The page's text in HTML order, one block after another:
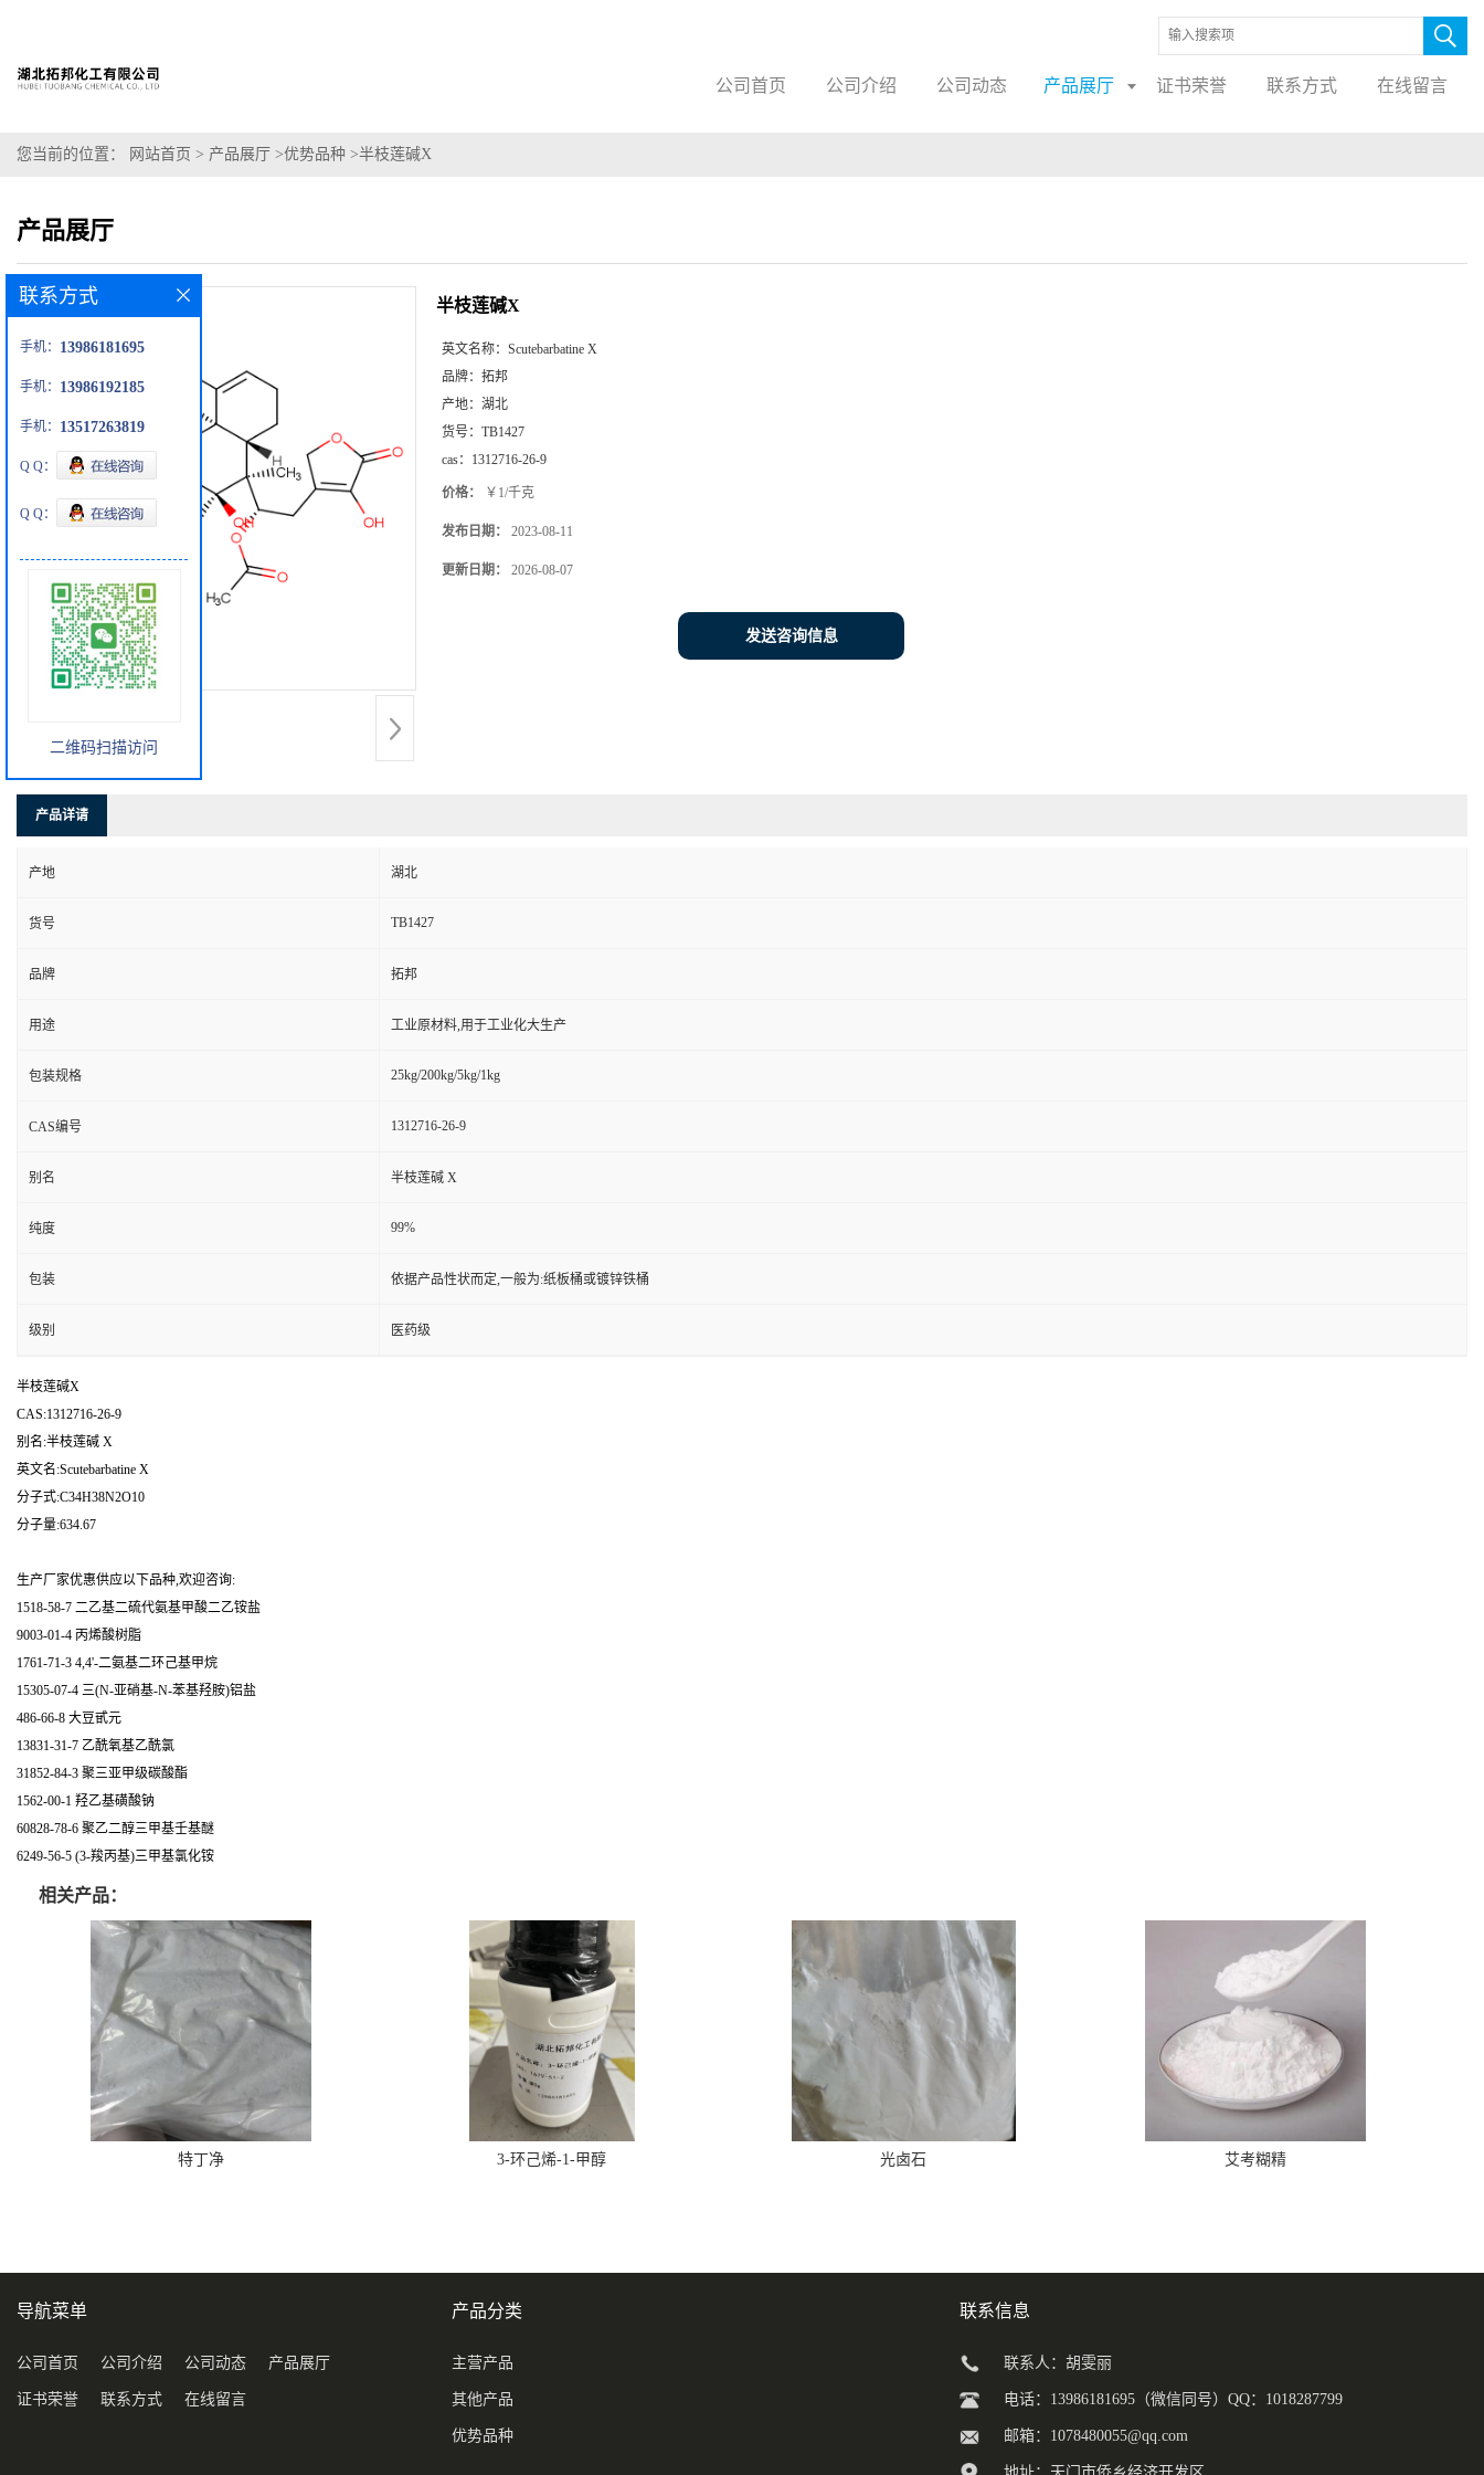
公司首页 公司介绍 公司动态 产品展厅 证书荣誉 联系方式 在线留言
您当前的位置： 网站首页 > 产品展厅 >优势品种 >半枝莲碱X
产品展厅
半枝莲碱X
英文名称： Scutebarbatine X
品牌： 拓邦
产地： 湖北
货号： TB1427
cas： 1312716-26-9
价格： ￥1/千克
发布日期： 2023-08-11
更新日期： 2026-08-07
发送咨询信息
产品详请
产地 湖北
货号 TB1427
品牌 拓邦
用途 工业原材料,用于工业化大生产
包装规格 25kg/200kg/5kg/1kg
CAS编号 1312716-26-9
别名 半枝莲碱 X
纯度 99%
包装 依据产品性状而定,一般为:纸板桶或镀锌铁桶
级别 医药级
半枝莲碱X
CAS:1312716-26-9
别名:半枝莲碱 X
英文名:Scutebarbatine X
分子式:C34H38N2O10
分子量:634.67
生产厂家优惠供应以下品种,欢迎咨询:
1518-58-7 二乙基二硫代氨基甲酸二乙铵盐
9003-01-4 丙烯酸树脂
1761-71-3 4,4'-二氨基二环己基甲烷
15305-07-4 三(N-亚硝基-N-苯基羟胺)铝盐
486-66-8 大豆甙元
13831-31-7 乙酰氧基乙酰氯
31852-84-3 聚三亚甲级碳酸酯
1562-00-1 羟乙基磺酸钠
60828-78-6 聚乙二醇三甲基壬基醚
6249-56-5 (3-羧丙基)三甲基氯化铵
相关产品：
特丁净 3-环己烯-1-甲醇 光卤石 艾考糊精
联系方式
手机： 13986181695
手机： 13986192185
手机： 13517263819
Q Q：
Q Q：
二维码扫描访问
导航菜单
公司首页 公司介绍 公司动态 产品展厅
证书荣誉 联系方式 在线留言
产品分类
主营产品
其他产品
优势品种
联系信息
联系人：胡雯丽
电话：13986181695（微信同号）QQ：1018287799
邮箱： 1078480055@qq.com